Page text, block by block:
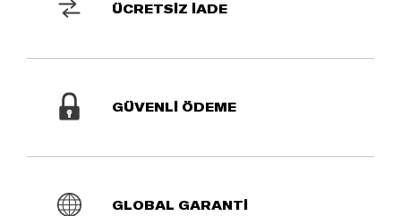
ÜCRETSİZ İADE
GÜVENLİ ÖDEME
GLOBAL GARANTİ